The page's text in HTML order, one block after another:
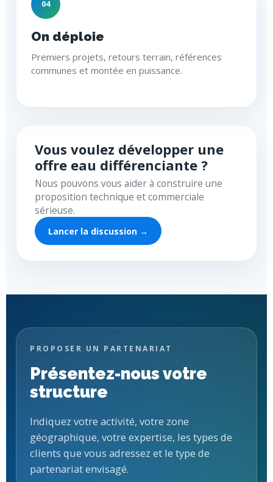
04
On déploie
Premiers projets, retours terrain, références
communes et montée en puissance.
Vous voulez développer une
offre eau différenciante ?
Nous pouvons vous aider à construire une
proposition technique et commerciale
sérieuse.
Lancer la discussion →
PROPOSER UN PARTENARIAT
Présentez-nous votre
structure
Indiquez votre activité, votre zone
géographique, votre expertise, les types de
clients que vous adressez et le type de
partenariat envisagé.